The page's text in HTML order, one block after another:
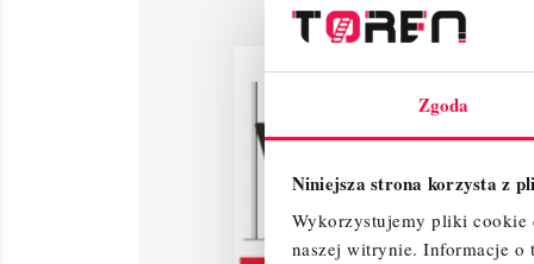
Zgoda
Niniejsza strona korzysta z
Wykorzystujemy pliki cookie
naszej witrynie. Informacje o